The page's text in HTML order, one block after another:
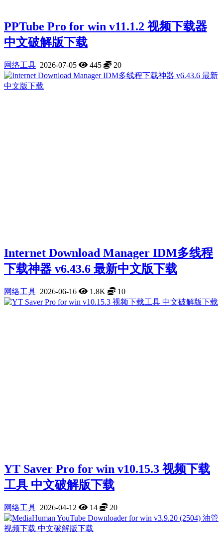
PPTube Pro for win v11.1.2 视频下载器
中文破解版下载
网络工具 2026-07-05 445 20
Internet Download Manager IDM多线程
下载神器 v6.43.6 最新中文版下载
网络工具 2026-06-16 1.8K 10
YT Saver Pro for win v10.15.3 视频下载
工具 中文破解版下载
网络工具 2026-04-12 14 20